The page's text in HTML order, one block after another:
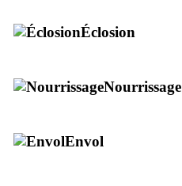
Éclosion
Nourrissage
Envol